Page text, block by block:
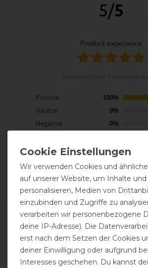
5/5
product experience
Positive
100%
Neutral
0%
Negative
0%
LATEST REVIEWS
15.10.2021
Horseware eben
DETAILS ZUR
Wir verwenden Cookies und
auf unserer Website, um Inhalte
personalisieren, Medien von
einzubinden und Zugriffe zu
verarbeiten wir personenbezogene
deine IP-Adresse). Die
erst nach dem Setzen der Cookies
deiner Einwilligung oder aufgrund
Interesses geschehen. Du kannst